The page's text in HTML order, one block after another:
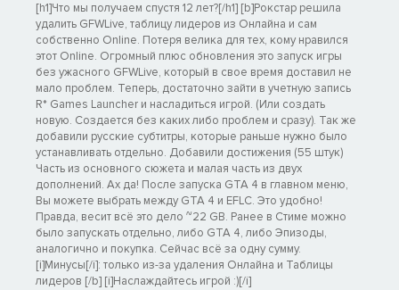
[h1]Что мы получаем спустя 12 лет?[/h1] [b]Рокстар решила
удалить GFWLive, таблицу лидеров из Онлайна и сам
собственно Online. Потеря велика для тех, кому нравился
этот Online. Огромный плюс обновления это запуск игры
без ужасного GFWLive, который в свое время доставил не
мало проблем. Теперь, достаточно зайти в учетную запись
R* Games Launcher и насладиться игрой. (Или создать
новую. Создается без каких либо проблем и сразу). Так же
добавили русские субтитры, которые раньше нужно было
устанавливать отдельно. Добавили достижения (55 штук)
Часть из основного сюжета и малая часть из двух
дополнений. Ах да! После запуска GTA 4 в главном меню,
Вы можете выбрать между GTA 4 и EFLC. Это удобно!
Правда, весит всё это дело ~22 GB. Ранее в Стиме можно
было запускать отдельно, либо GTA 4, либо Эпизоды,
аналогично и покупка. Сейчас всё за одну сумму.
[i]Минусы[/i]: только из-за удаления Онлайна и Таблицы
лидеров [/b] [i]Наслаждайтесь игрой :)[/i]